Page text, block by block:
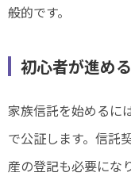
般的です。
初心者が進め
家族信託を始めるに
で公証します。信託
産の登記も必要にな